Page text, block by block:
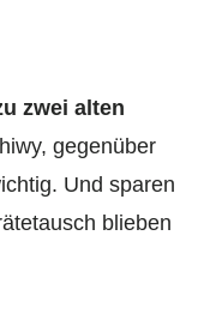
zwei alten
gegenüber
Und sparen
blieben